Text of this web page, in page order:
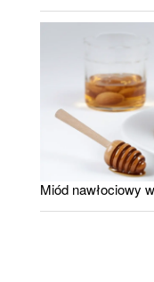
Miód nawłociowy